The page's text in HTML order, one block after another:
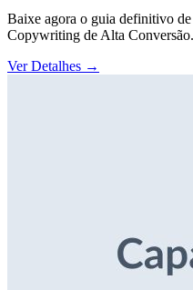
Baixe agora o guia definitivo
Copywriting de Alta
Ver Detalhes →